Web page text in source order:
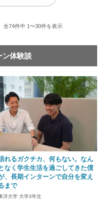
全74件中 1〜30件を表示
ン体験談
れるガクチカ、何もない。なん
なく学生生活を過ごしてきた僕
、長期インターンで自分を変え
まで
洋大学 大学3年生